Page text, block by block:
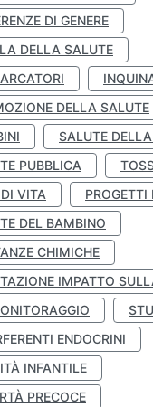
DI GENERE
DELLA SALUTE
DELLA SALUTE
SALUTE
PUBBLICA
VITA
PROGETTI
DEL BAMBINO
CHIMICHE
IMPATTO
ENDOCRINI
INFANTILE
PRECOCE